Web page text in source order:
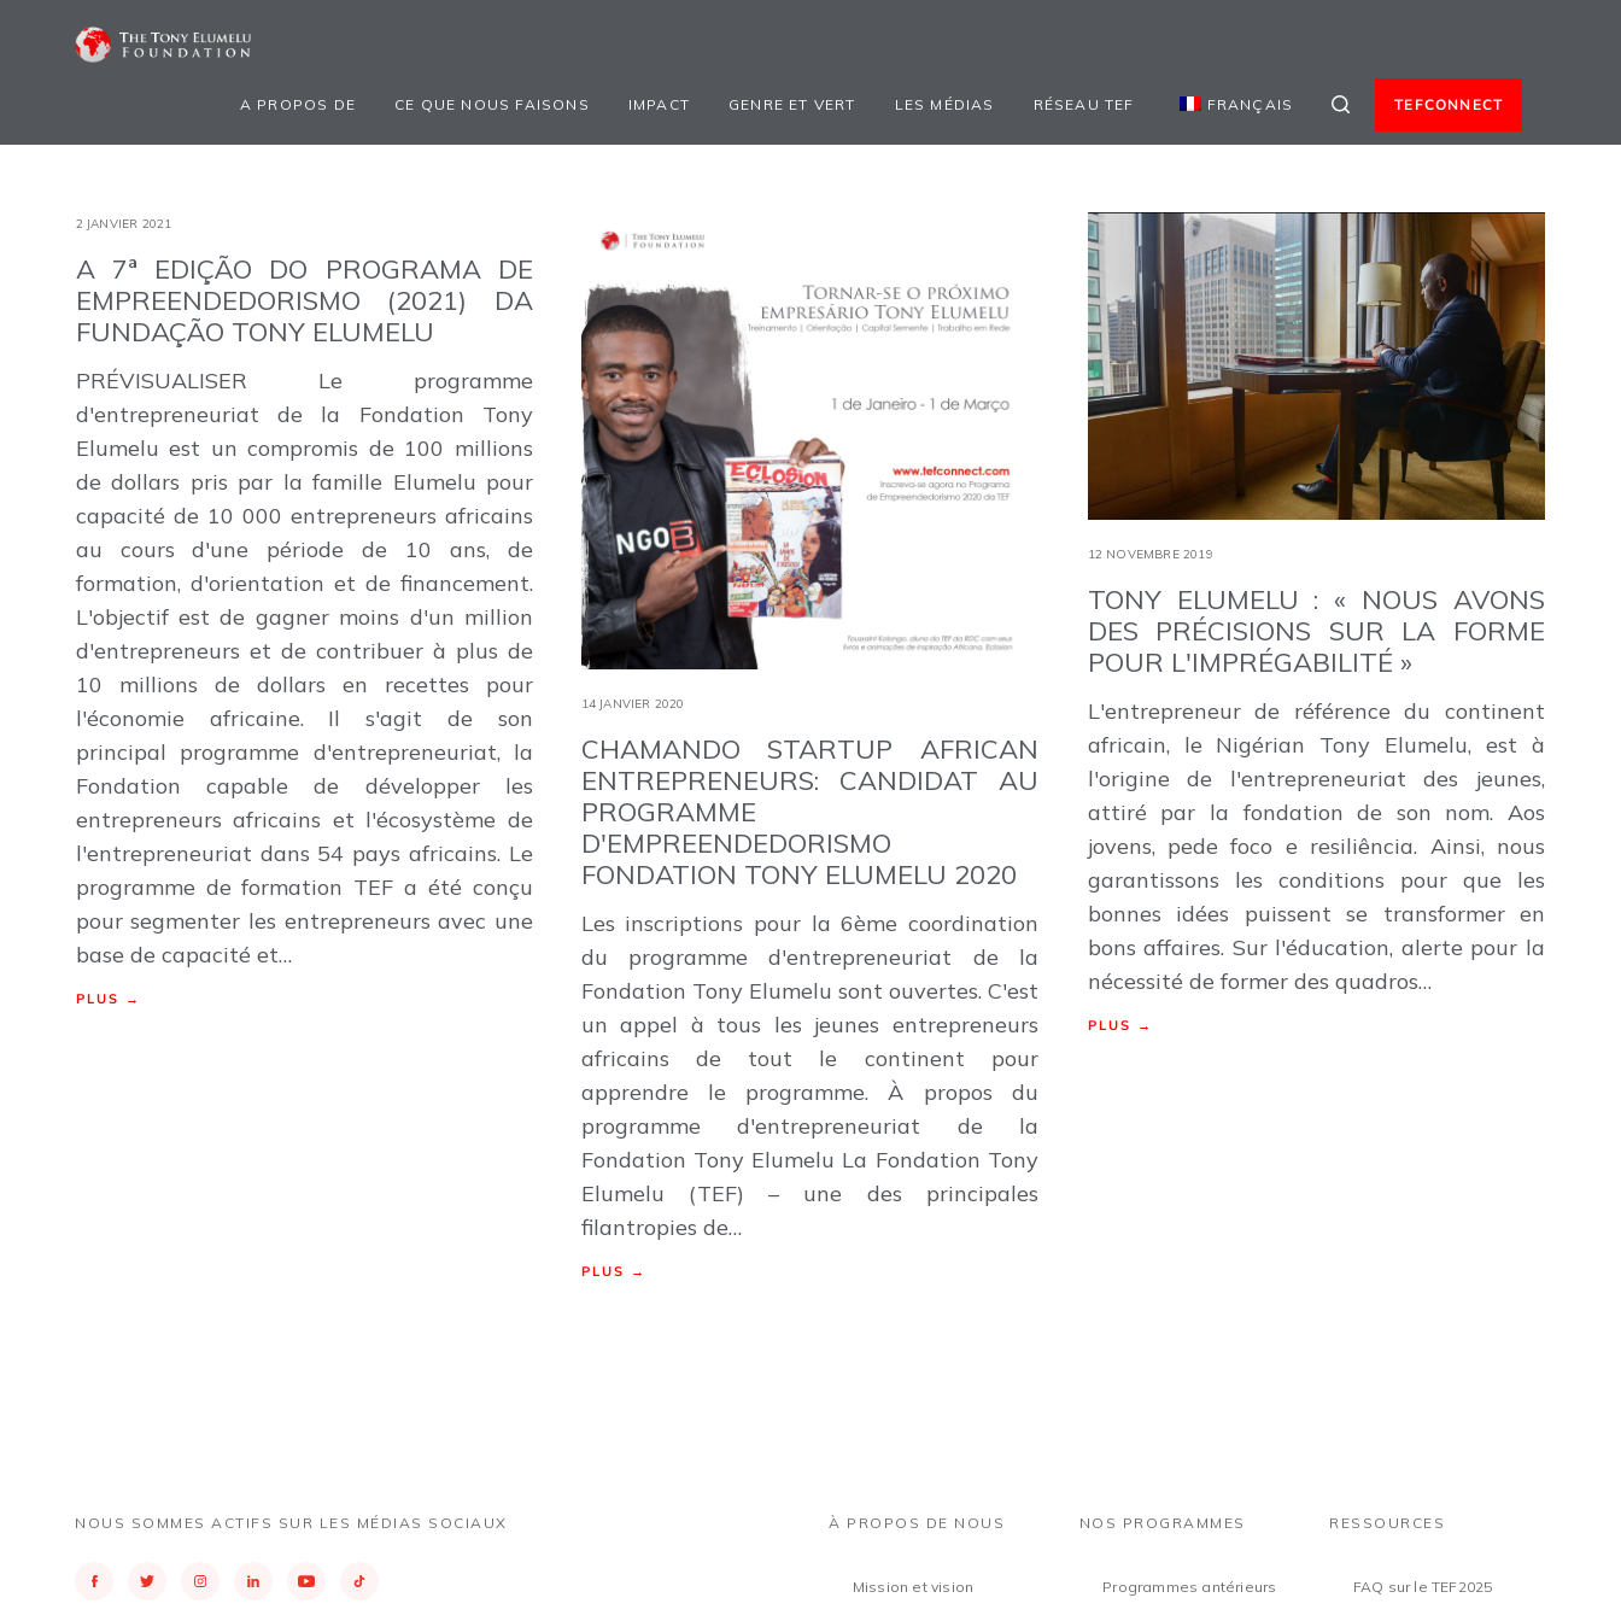
A PROPOS DE CE QUE NOUS FAISONS IMPACT GENRE ET VERT LES MÉDIAS RÉSEAU TEF FRANÇAIS TEFCONNECT
2 JANVIER 2021
A 7ª EDIÇÃO DO PROGRAMA DE
EMPREENDEDORISMO (2021) DA
FUNDAÇÃO TONY ELUMELU
PRÉVISUALISER Le programme
d'entrepreneuriat de la Fondation Tony
Elumelu est un compromis de 100 millions
de dollars pris par la famille Elumelu pour
capacité de 10 000 entrepreneurs africains
au cours d'une période de 10 ans, de
formation, d'orientation et de financement.
L'objectif est de gagner moins d'un million
d'entrepreneurs et de contribuer à plus de
10 millions de dollars en recettes pour
l'économie africaine. Il s'agit de son
principal programme d'entrepreneuriat, la
Fondation capable de développer les
entrepreneurs africains et l'écosystème de
l'entrepreneuriat dans 54 pays africains. Le
programme de formation TEF a été conçu
pour segmenter les entrepreneurs avec une
base de capacité et…
PLUS →
14 JANVIER 2020
CHAMANDO STARTUP AFRICAN
ENTREPRENEURS: CANDIDAT AU
PROGRAMME
D'EMPREENDEDORISMO
FONDATION TONY ELUMELU 2020
Les inscriptions pour la 6ème coordination
du programme d'entrepreneuriat de la
Fondation Tony Elumelu sont ouvertes. C'est
un appel à tous les jeunes entrepreneurs
africains de tout le continent pour
apprendre le programme. À propos du
programme d'entrepreneuriat de la
Fondation Tony Elumelu La Fondation Tony
Elumelu (TEF) – une des principales
filantropies de…
PLUS →
12 NOVEMBRE 2019
TONY ELUMELU : « NOUS AVONS
DES PRÉCISIONS SUR LA FORME
POUR L'IMPRÉGABILITÉ »
L'entrepreneur de référence du continent
africain, le Nigérian Tony Elumelu, est à
l'origine de l'entrepreneuriat des jeunes,
attiré par la fondation de son nom. Aos
jovens, pede foco e resiliência. Ainsi, nous
garantissons les conditions pour que les
bonnes idées puissent se transformer en
bons affaires. Sur l'éducation, alerte pour la
nécessité de former des quadros…
PLUS →
NOUS SOMMES ACTIFS SUR LES MÉDIAS SOCIAUX À PROPOS DE NOUS
Mission et vision
NOS PROGRAMMES
Programmes antérieurs
RESSOURCES
FAQ sur le TEF2025